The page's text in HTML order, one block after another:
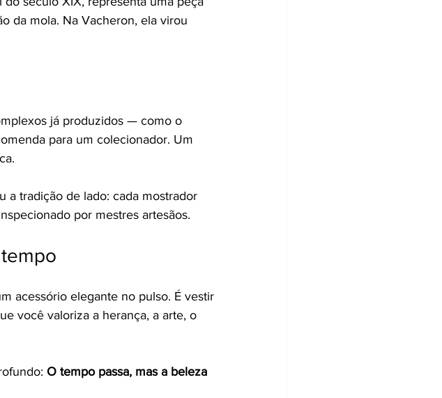
da mola. Na Vacheron, ela virou
já produzidos — como o
para um colecionador. Um
a tradição de lado: cada mostrador
por mestres artesãos.
acessório elegante no pulso. É vestir
você valoriza a herança, a arte, o
O tempo passa, mas a beleza